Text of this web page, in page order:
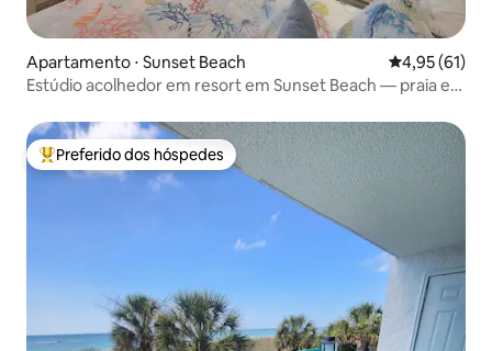
Apartamento ⋅ Sunset Beach 4,95 de uma
4,95 (61)
Estúdio acolhedor em resort em Sunset Beach — praia e
Entre os melhores preferidos dos hóspedes
Preferido dos hóspedes